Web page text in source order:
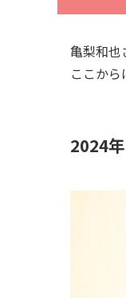
亀梨和也
ここか
2024